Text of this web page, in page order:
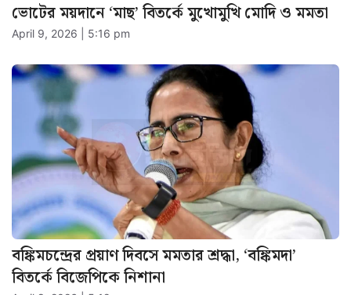
ভোটের ময়দানে ‘মাছ’ বিতর্কে মুখোমুখি মোদি ও মমতা
April 9, 2026 | 5:16 pm
বঙ্কিমচন্দ্রের প্রয়াণ দিবসে মমতার শ্রদ্ধা, ‘বঙ্কিমদা’
বিতর্কে বিজেপিকে নিশানা